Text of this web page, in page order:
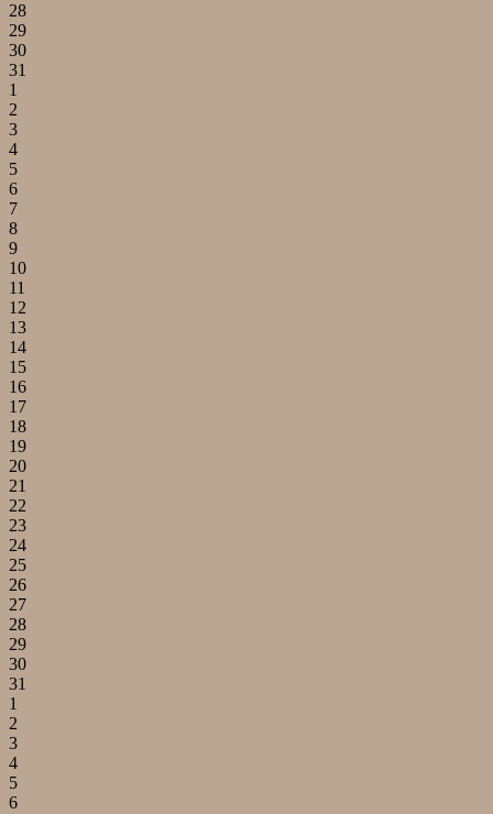
28
29
30
31
1
2
3
4
5
6
7
8
9
10
11
12
13
14
15
16
17
18
19
20
21
22
23
24
25
26
27
28
29
30
31
1
2
3
4
5
6